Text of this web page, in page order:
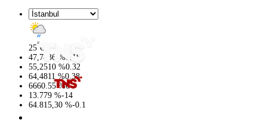
25°C
47,7436 %0.18
55,2510 %0.32
64,4811 %0.38
6660.55 %0
13.779 %-14
64.815,30 %-0.1